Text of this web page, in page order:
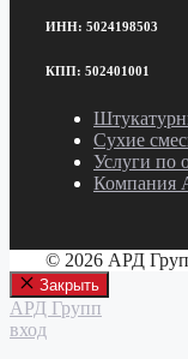
ИНН: 5024198503
КПП: 502401001
Сухие
Услуги по
Компания
© 2026 АРД
Закрыть
АРД Групп
вход